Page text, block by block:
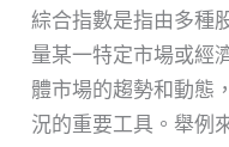
綜合指數是指由多種
量某一特定市場或經
體市場的趨勢和動態
況的重要工具。舉例